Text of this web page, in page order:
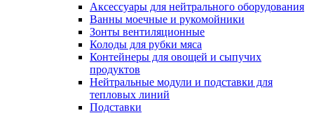
Аксессуары для нейтрального оборудования
Ванны моечные и рукомойники
Зонты вентиляционные
Колоды для рубки мяса
Контейнеры для овощей и сыпучих
продуктов
Нейтральные модули и подставки для
тепловых линий
Подставки